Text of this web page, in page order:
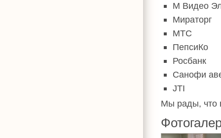
М Видео
Мираторг
МТС
ПепсиКо
Росбанк
Санофи
JTI
Мы рады, что